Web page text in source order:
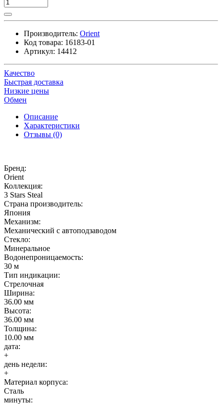
Производитель: Orient
Код товара: 16183-01
Артикул: 14412
Качество
Быстрая доставка
Низкие цены
Обмен
Описание
Характеристики
Отзывы (0)
Бренд:
Orient
Коллекция:
3 Stars Steal
Страна производитель:
Япония
Механизм:
Механический с автоподзаводом
Стекло:
Минеральное
Водонепроницаемость:
30 м
Тип индикации:
Стрелочная
Ширина:
36.00 мм
Высота:
36.00 мм
Толщина:
10.00 мм
дата:
+
день недели:
+
Материал корпуса:
Сталь
минуты: